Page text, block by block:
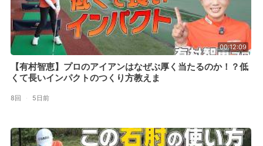
00:12:09
【有村智恵】プロのアイアンはなぜぶ厚く当たるのか！？低
くて長いインパクトのつくり方教えま
8回 · 5日前